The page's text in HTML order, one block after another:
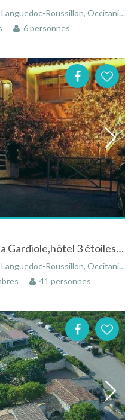
Roussillon, Occitanie, France
6 personnes
Hôtellerie le Balajan à Vic La Gardiole,hôtel 3 étoiles au milieu du vignoble à muscat - Hérault
Roussillon, Occitanie, France
41 personnes